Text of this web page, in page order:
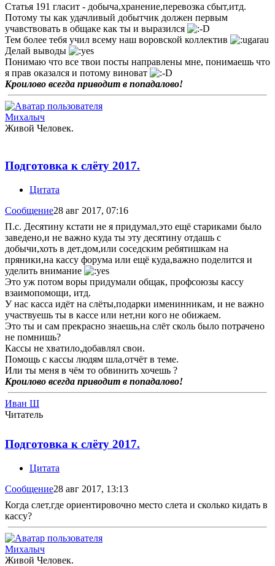
Статья 191 гласит - добыча,хранение,перевозка сбыт,итд.
Потому ты как удачливый добытчик должен первым
учавствовать в общаке как ты и выразился
Тем более тебя учил всему наш воровской коллектив
Делай выводы
Понимаю что все твои посты направлены мне, понимаешь что
я прав оказался и потому виноват
Кроилово всегда приводит в попадалово!
Михалыч
Живой Человек.
Подготовка к слёту 2017.
Цитата
Сообщение28 авг 2017, 07:16
П.с. Десятину кстати не я придумал,это ещё стариками было
заведено,и не важно куда ты эту десятину отдашь с
добычи,хоть в дет.дом,или соседским ребятишкам на
пряники,на кассу форума или ещё куда,важно поделится и
уделить внимание
Это уж потом воры придумали общак, профсоюзы кассу
взаимопомощи, итд.
У нас касса идёт на слёты,подарки именинникам, и не важно
участвуешь ты в кассе или нет,ни кого не обижаем.
Это ты и сам прекрасно знаешь,на слёт сколь было потрачено
не помнишь?
Кассы не хватило,добавлял свои.
Помощь с кассы людям шла,отчёт в теме.
Или ты меня в чём то обвинить хочешь ?
Кроилово всегда приводит в попадалово!
Иван Ш
Читатель
Подготовка к слёту 2017.
Цитата
Сообщение28 авг 2017, 13:13
Когда слет,где ориентировочно место слета и сколько кидать в
кассу?
Михалыч
Живой Человек.